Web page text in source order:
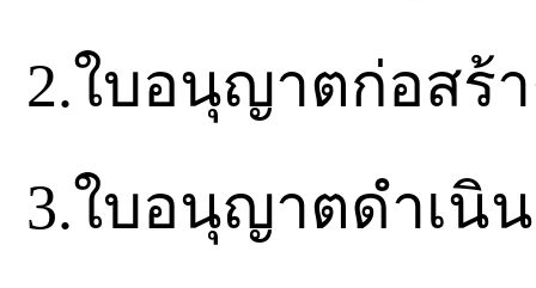
2.ใบอนุญาตก่อสร้า
3.ใบอนุญาตดำเนิน